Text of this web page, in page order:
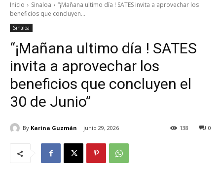
Inicio Sinaloa
“¡Mañana ultimo día ! SATES invita a aprovechar los
beneficios que concluyen...
Sinaloa
“¡Mañana ultimo día ! SATES
invita a aprovechar los
beneficios que concluyen el
30 de Junio”
By Karina Guzmán junio 29, 2026 0
138